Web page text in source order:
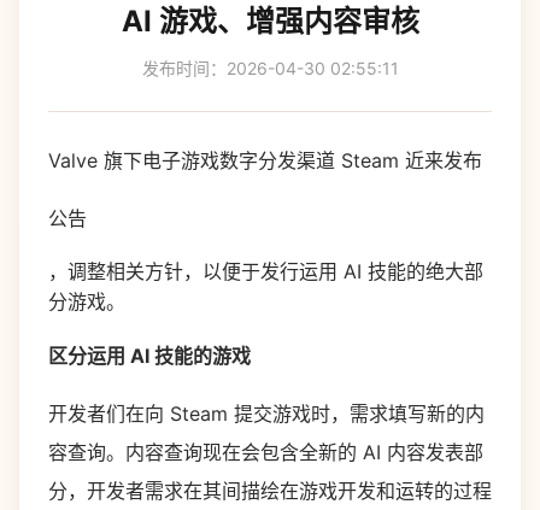
AI 游戏、增强内容审核
发布时间：2026-04-30 02:55:11
Valve 旗下电子游戏数字分发渠道 Steam 近来发布
公告
，调整相关方针，以便于发行运用 AI 技能的绝大部
分游戏。
区分运用 AI 技能的游戏
开发者们在向 Steam 提交游戏时，需求填写新的内
容查询。内容查询现在会包含全新的 AI 内容发表部
分，开发者需求在其间描绘在游戏开发和运转的过程